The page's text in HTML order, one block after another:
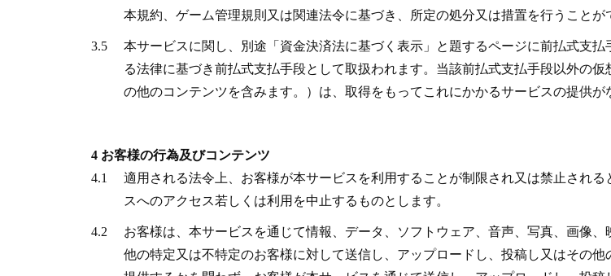
本規約、ゲーム管理規則又は関連法令に基づき、所定の処分又は措置を行うことが
3.5
本サービスに関し、別途「資金決済法に基づく表示」と題するページに前払式支
る法律に基づき前払式支払手段として取扱われます。当該前払式支払手段以外の
の他のコンテンツを含みます。）は、取得をもってこれにかかるサービスの提供
4 お客様の行為及びコンテンツ
4.1
適用される法令上、お客様が本サービスを利用することが制限され又は禁止され
スへのアクセス若しくは利用を中止するものとします。
4.2
お客様は、本サービスを通じて情報、データ、ソフトウェア、音声、写真、画像
他の特定又は不特定のお客様に対して送信し、アップロードし、投稿し又はその